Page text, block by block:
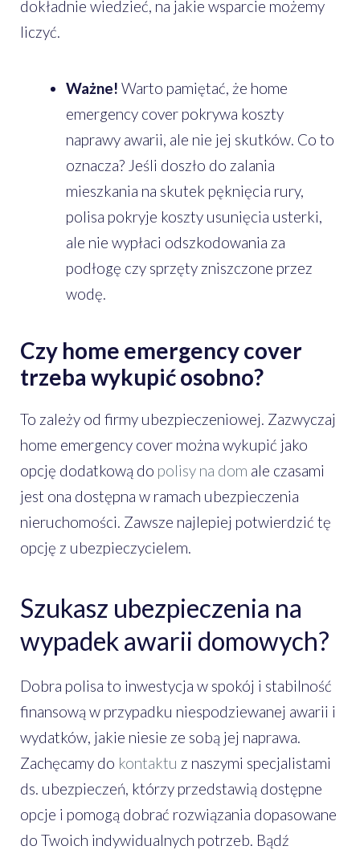
dokładnie wiedzieć, na jakie wsparcie możemy
liczyć.
Ważne! Warto pamiętać, że home
emergency cover pokrywa koszty
naprawy awarii, ale nie jej skutków. Co to
oznacza? Jeśli doszło do zalania
mieszkania na skutek pęknięcia rury,
polisa pokryje koszty usunięcia usterki,
ale nie wypłaci odszkodowania za
podłogę czy sprzęty zniszczone przez
wodę.
Czy home emergency cover
trzeba wykupić osobno?
To zależy od firmy ubezpieczeniowej. Zazwyczaj
home emergency cover można wykupić jako
opcję dodatkową do polisy na dom ale czasami
jest ona dostępna w ramach ubezpieczenia
nieruchomości. Zawsze najlepiej potwierdzić tę
opcję z ubezpieczycielem.
Szukasz ubezpieczenia na
wypadek awarii domowych?
Dobra polisa to inwestycja w spokój i stabilność
finansową w przypadku niespodziewanej awarii i
wydatków, jakie niesie ze sobą jej naprawa.
Zachęcamy do kontaktu z naszymi specjalistami
ds. ubezpieczeń, którzy przedstawią dostępne
opcje i pomogą dobrać rozwiązania dopasowane
do Twoich indywidualnych potrzeb. Bądź